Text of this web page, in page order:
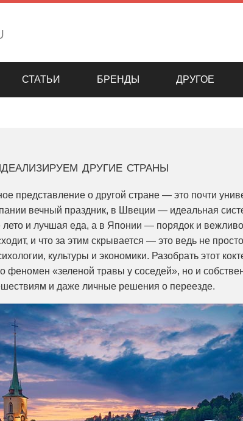
СТАТЬИ БРЕНДЫ ДРУГОЕ
другие страны
представление о другой стране — это почти
вечный праздник, в Швеции — идеальная
и лучшая еда, а в Японии — порядок и
и что за этим скрывается — это ведь не
культуры и экономики. Разобрать этот
феномен «зеленой травы у соседей», но и
и даже личные решения о переезде.